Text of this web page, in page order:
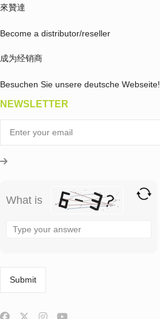
來贊達
Become a distributor/reseller
成为经销商
Besuchen Sie unsere deutsche Webseite!
NEWSLETTER
What is
the
the